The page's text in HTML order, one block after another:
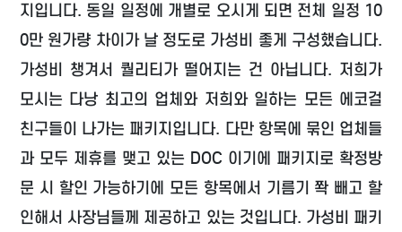
지입니다. 동일 일정에 개별로 오시게 되면 전체 일정 10
0만 원가량 차이가 날 정도로 가성비 좋게 구성했습니다.
가성비 챙겨서 퀄리티가 떨어지는 건 아닙니다. 저희가
모시는 다낭 최고의 업체와 저희와 일하는 모든 에코걸
친구들이 나가는 패키지입니다. 다만 항목에 묶인 업체들
과 모두 제휴를 맺고 있는 DOC 이기에 패키지로 확정방
문 시 할인 가능하기에 모든 항목에서 기름기 쫙 빼고 할
인해서 사장님들께 제공하고 있는 것입니다. 가성비 패키